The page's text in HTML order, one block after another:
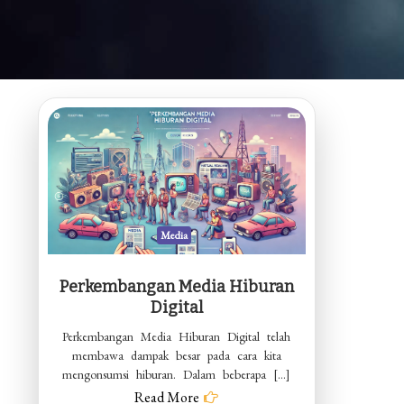
Media
Perkembangan Media Hiburan
Digital
Perkembangan Media Hiburan Digital telah
membawa dampak besar pada cara kita
mengonsumsi hiburan. Dalam beberapa […]
Read More